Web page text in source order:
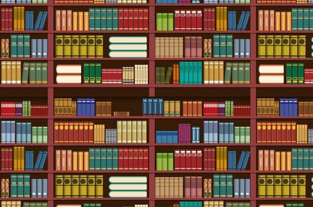
principal